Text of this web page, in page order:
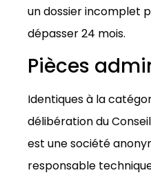
un dossier incomplet
dépasser 24 mois.
Pièces
Identiques à la
délibération du
est une société
responsable